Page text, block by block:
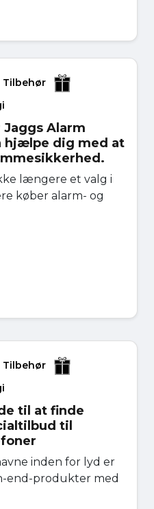
Tilbehør
Alarm
hjælpe dig med at
længere et valg i
køber alarm- og
Tilbehør
til at finde
til
inden for lyd er
end-produkter med